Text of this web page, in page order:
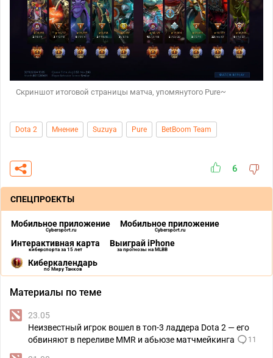
Скриншот итоговой страницы матча, упомянутого Pure~
Dota 2 Мнение Suzuya Pure BetBoom Team
6
СПЕЦПРОЕКТЫ
Мобильное приложение
Cybersport.ru
Мобильное приложение
Cybersport.ru
Интерактивная карта
киберспорта за 15 лет
Выиграй iPhone
за прогнозы на MLBB
Киберкалендарь
по Миру Танков
Материалы по теме
23.05
Неизвестный игрок вошел в топ-3 ладдера Dota 2 — его
обвиняют в переливе MMR и абьюзе матчмейкинга
11